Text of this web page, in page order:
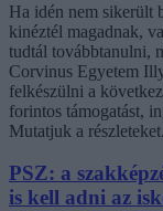
Ha idén nem sikerült
kinéztél magadnak,
tudtál továbbtanulni,
Corvinus Egyetem
felkészülni a
forintos támogatást,
Mutatjuk a részleteket.
PSZ: a
is kell adni az